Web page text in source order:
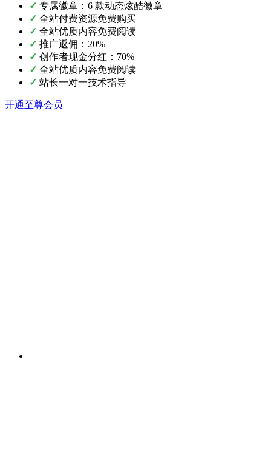
✓ 专属徽章：6 款动态炫酷徽章
✓ 全站付费资源免费购买
✓ 全站优质内容免费阅读
✓ 推广返佣：20%
✓ 创作者现金分红：70%
✓ 全站优质内容免费阅读
✓ 站长一对一技术指导
开通至尊会员